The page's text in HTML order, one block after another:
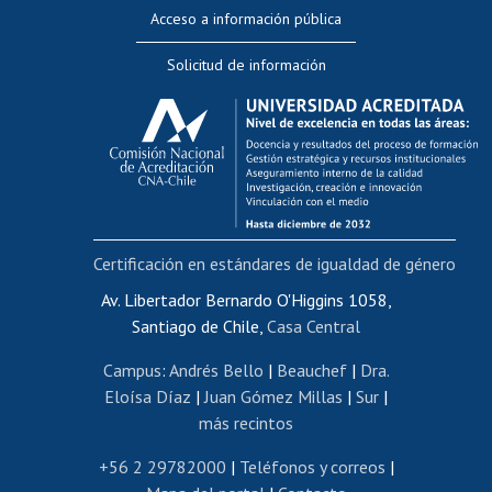
Evaluación docente
Calificación académica
Postulación al AUCAI
Funcionarias/os
Cursos internos de capacitación
Bienestar del personal
Portal de movilidad interna
Certificado de renta
Certificado de renta honorarios
Editar páginas blancas
Extranjeras/os
Revalidación y reconocimiento de títulos
Acceso a información pública
Solicitud de información
Av. Libertador Bernardo O'Higgins 1058,
Santiago de Chile, Casa Central
Campus: Andrés Bello | Beauchef| Dra.
Eloísa Díaz |Juan Gómez Millas | Sur |
más recintos
+56 2 29782000 | Teléfonos y correos |
Certificación en estándares de igualdad de género